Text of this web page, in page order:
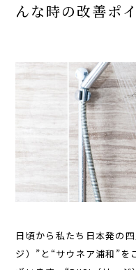
んな時の改善ポ
日頃から私たち日本発の
ジ）”と“サウネア浦和”